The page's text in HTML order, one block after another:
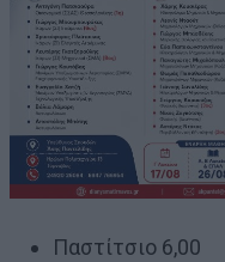
Παστίτσιο 6,00